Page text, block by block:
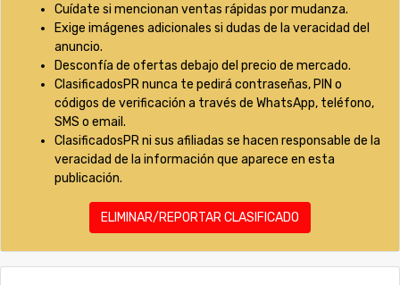
Cuídate si mencionan ventas rápidas por mudanza.
Exige imágenes adicionales si dudas de la veracidad del
anuncio.
Desconfía de ofertas debajo del precio de mercado.
ClasificadosPR nunca te pedirá contraseñas, PIN o
códigos de verificación a través de WhatsApp, teléfono,
SMS o email.
ClasificadosPR ni sus afiliadas se hacen responsable de la
veracidad de la información que aparece en esta
publicación.
ELIMINAR/REPORTAR CLASIFICADO